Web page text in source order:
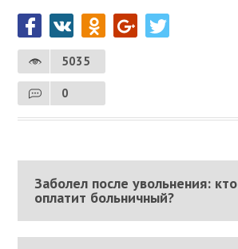
5035
0
Заболел после увольнения: кто
оплатит больничный?